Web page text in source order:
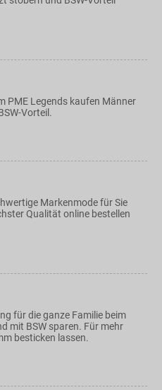
PME Legends kaufen Männer
Vorteil.
Markenmode für Sie
Qualität online bestellen
für die ganze Familie beim
mit BSW sparen. Für mehr
besticken lassen.